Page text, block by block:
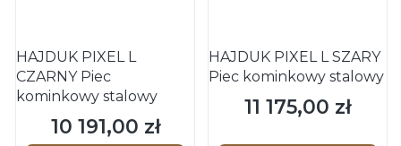
HAJDUK PIXEL L
CZARNY Piec
kominkowy stalowy
Cena
10 191,00 zł
HAJDUK PIXEL L SZARY
Piec kominkowy stalowy
Cena
11 175,00 zł